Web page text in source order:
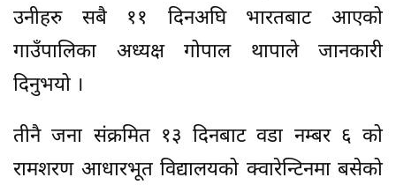
उनीहरु सबै ११ दिनअघि भारतबाट आएको
गाउँपालिका अध्यक्ष गोपाल थापाले जानकारी
दिनुभयो ।
तीनै जना संक्रमित १३ दिनबाट वडा नम्बर ६ को
रामशरण आधारभूत विद्यालयको क्वारेन्टिनमा बसेको